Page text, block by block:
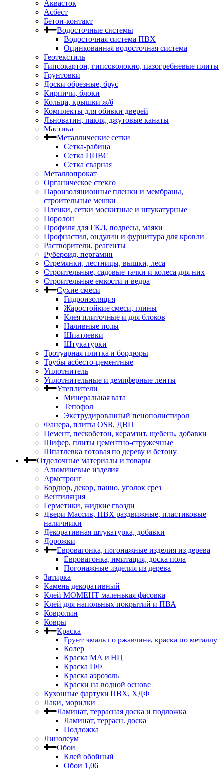
Аквасток
Асбест
Бетон-контакт
Водосточные системы
Водосточная система ПВХ
Оцинкованная водосточная система
Геотекстиль
Гипсокартон, гипсоволокно, пазогребневые плиты
Грунтовки
Доски обрезные, брус
Кирпичи, блоки
Кольца, крышки ж/б
Комплекты для обивки дверей
Льноватин, пакля, джутовые канаты
Мастика
Металлические сетки
Сетка-рабица
Сетка ЦПВС
Сетка сварная
Металлопрокат
Органическое стекло
Пароизоляционные пленки и мембраны,
строительные мешки
Пленки, сетки москитные и штукатурные
Поролон
Профиля для ГКЛ, подвесы, маяки
Профнастил, ондулин и фурнитура для кровли
Растворители, реагенты
Рубероид, пергамин
Стремянки, лестницы, вышки, леса
Строительные, садовые тачки и колеса для них
Строительные емкости и ведра
Сухие смеси
Гидроизоляция
Жаростойкие смеси, глины
Клея плиточные и для блоков
Наливные полы
Шпатлевки
Штукатурки
Тротуарная плитка и бордюры
Трубы асбесто-цементные
Уплотнитель
Уплотнительные и демпферные ленты
Утеплители
Минеральная вата
Тепофол
Экструдированный пенополистирол
Фанера, плиты OSB, ДВП
Цемент, пескобетон, керамзит, щебень, добавки
Шифер, плиты цементно-стружечные
Шпатлевка готовая по дереву и бетону
Отделочные материалы и товары
Алюминевые изделия
Армстронг
Бордюр, декор, панно, уголок срез
Вентиляция
Герметики, жидкие гвозди
Двери Массив, ПВХ раздвижные, пластиковые
наличники
Декоративная штукатурка, добавки
Дорожки
Евровагонка, погонажные изделия из дерева
Евровагонка, имитация, доска пола
Погонажные изделия из дерева
Затирка
Камень декоративный
Клей МОМЕНТ маленькая фасовка
Клей для напольных покрытий и ПВА
Ковролин
Ковры
Краска
Грунт-эмаль по ржавчине, краска по металлу
Колер
Краска МА и НЦ
Краска ПФ
Краска аэрозоль
Краски на водной основе
Кухонные фартуки ПВХ, ХДФ
Лаки, морилки
Ламинат, террасная доска и подложка
Ламинат, террасн. доска
Подложка
Линолеум
Обои
Клей обойный
Обои 1,06